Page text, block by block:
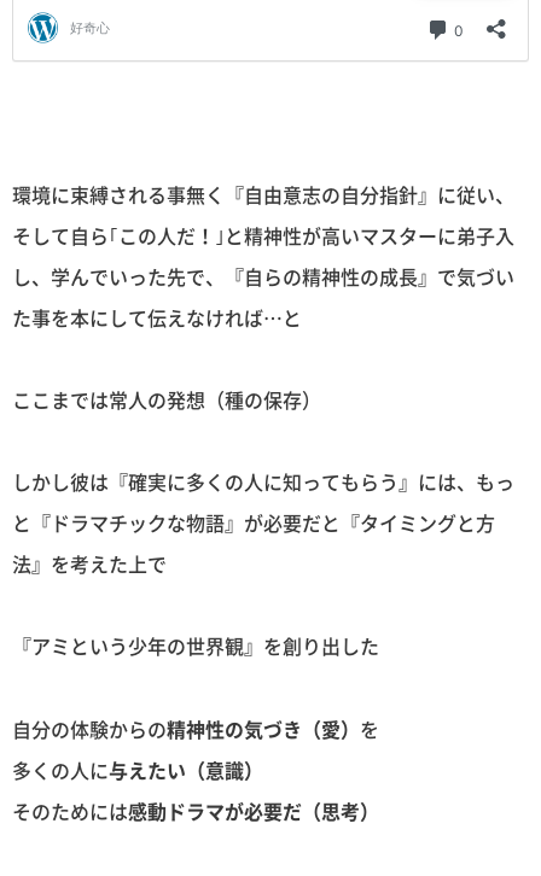
環境に束縛される事無く『自由意志の自分指針』に従い、
そして自ら｢この人だ！｣と精神性が高いマスターに弟子入
し、学んでいった先で、『自らの精神性の成長』で気づい
た事を本にして伝えなければ…と
ここまでは常人の発想（種の保存）
しかし彼は『確実に多くの人に知ってもらう』には、もっ
と『ドラマチックな物語』が必要だと『タイミングと方
法』を考えた上で
『アミという少年の世界観』を創り出した
自分の体験からの精神性の気づき（愛） を
多くの人に与えたい（意識）
そのためには感動ドラマが必要だ（思考）